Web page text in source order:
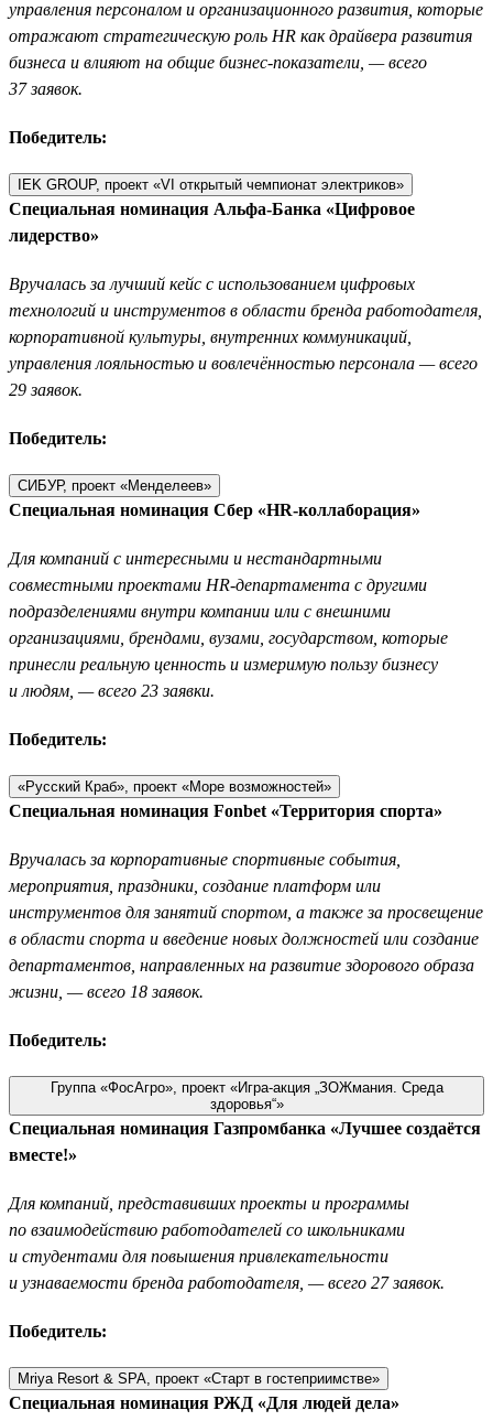
управления персоналом и организационного развития, которые
отражают стратегическую роль HR как драйвера развития
бизнеса и влияют на общие бизнес-показатели, — всего
37 заявок.
Победитель:
IEK GROUP, проект «VI открытый чемпионат электриков»
Специальная номинация Альфа-Банка «Цифровое
лидерство»
Вручалась за лучший кейс с использованием цифровых
технологий и инструментов в области бренда работодателя,
корпоративной культуры, внутренних коммуникаций,
управления лояльностью и вовлечённостью персонала — всего
29 заявок.
Победитель:
СИБУР, проект «Менделеев»
Специальная номинация Сбер «HR-коллаборация»
Для компаний с интересными и нестандартными
совместными проектами HR-департамента с другими
подразделениями внутри компании или с внешними
организациями, брендами, вузами, государством, которые
принесли реальную ценность и измеримую пользу бизнесу
и людям, — всего 23 заявки.
Победитель:
«Русский Краб», проект «Море возможностей»
Специальная номинация Fonbet «Территория спорта»
Вручалась за корпоративные спортивные события,
мероприятия, праздники, создание платформ или
инструментов для занятий спортом, а также за просвещение
в области спорта и введение новых должностей или создание
департаментов, направленных на развитие здорового образа
жизни, — всего 18 заявок.
Победитель:
Группа «ФосАгро», проект «Игра-акция „ЗОЖмания. Среда
здоровья“»
Специальная номинация Газпромбанка «Лучшее создаётся
вместе!»
Для компаний, представивших проекты и программы
по взаимодействию работодателей со школьниками
и студентами для повышения привлекательности
и узнаваемости бренда работодателя, — всего 27 заявок.
Победитель:
Mriya Resort & SPA, проект «Старт в гостеприимстве»
Специальная номинация РЖД «Для людей дела»